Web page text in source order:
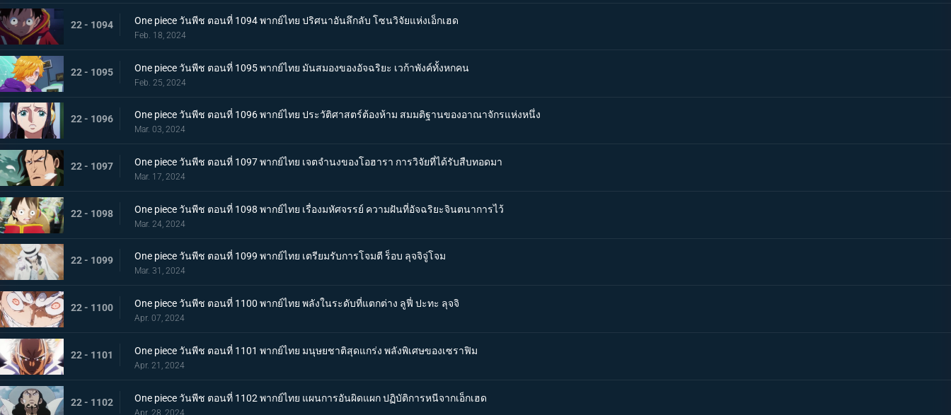
22 - 1094 One piece วันพีช ตอนที่ 1094 พากย์ไทย ปริศนาอันลึกลับ โซนวิจัยแห่งเอ็กเฮด
Feb. 18, 2024
22 - 1095 One piece วันพีช ตอนที่ 1095 พากย์ไทย มันสมองของอัจฉริยะ เวก้าพังค์ทั้งหกคน
Feb. 25, 2024
22 - 1096 One piece วันพีช ตอนที่ 1096 พากย์ไทย ประวัติศาสตร์ต้องห้าม สมมติฐานของอาณาจักรแห่งหนึ่ง
Mar. 03, 2024
22 - 1097 One piece วันพีช ตอนที่ 1097 พากย์ไทย เจตจำนงของโอฮารา การวิจัยที่ได้รับสืบทอดมา
Mar. 17, 2024
22 - 1098 One piece วันพีช ตอนที่ 1098 พากย์ไทย เรื่องมหัศจรรย์ ความฝันที่อัจฉริยะจินตนาการไว้
Mar. 24, 2024
22 - 1099 One piece วันพีช ตอนที่ 1099 พากย์ไทย เตรียมรับการโจมตี ร็อบ ลุจจิจู่โจม
Mar. 31, 2024
22 - 1100 One piece วันพีช ตอนที่ 1100 พากย์ไทย พลังในระดับที่แตกต่าง ลูฟี่ ปะทะ ลุจจิ
Apr. 07, 2024
22 - 1101 One piece วันพีช ตอนที่ 1101 พากย์ไทย มนุษยชาติสุดแกร่ง พลังพิเศษของเซราฟิม
Apr. 21, 2024
22 - 1102 One piece วันพีช ตอนที่ 1102 พากย์ไทย แผนการอันผิดแผก ปฏิบัติการหนีจากเอ็กเฮด
Apr. 28, 2024